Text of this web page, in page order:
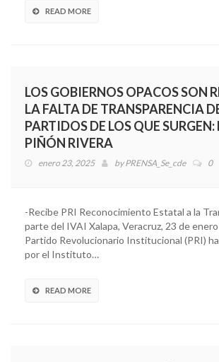
READ MORE
LOS GOBIERNOS OPACOS SON
LA FALTA DE TRANSPARENCIA
PARTIDOS DE LOS QUE SURGEN:
PIÑÓN RIVERA
enero 23, 2025 byPRENSA_Se_cde 0
-Recibe PRI Reconocimiento Estatal a la
parte del IVAI Xalapa, Veracruz, 23 de
Partido Revolucionario Institucional (PRI)
por el Instituto…
READ MORE